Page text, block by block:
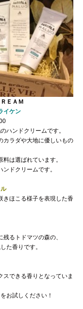
ＥＡＭ
イケン
ハンドクリームです。
カラダや大地に優しいもの
は選ばれています。
ドクリームです。
ほこる様子を表現した香
るトドマツの森の、
た香りです。
スできる香りとなっていま
お試しください！